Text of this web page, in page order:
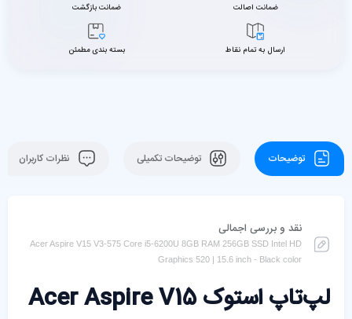
ضمانت اصالت ضمانت بازگشت
ارسال به تمام نقاط بسته بندی مطمئن
توضیحات توضیحات تکمیلی نظرات کاربران
نقد و بررسی اجمالی
Acer Aspire V15 V3-575 Core i5-6200U 8GB RAM 256GB SSD Intel HD
Graphics 520 | 15.6 inch - Black color
لپ‌تاپ استوک Acer Aspire V15